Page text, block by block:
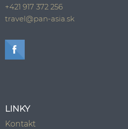
+421 917 372 256
travel@pan-asia.sk
LINKY
Kontakt